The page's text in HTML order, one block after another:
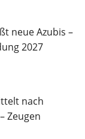
neue Azubis –
2027
nach
Zeugen